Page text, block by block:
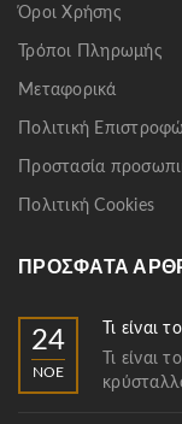
Όροι Χρήσης
Τρόποι Πληρωμής
Μεταφορικά
Πολιτική
Προστασία
Πολιτική Cookies
ΠΡΌΣΦΑΤΑ
24
ΝΟΈ
Τι είναι
Τι είναι